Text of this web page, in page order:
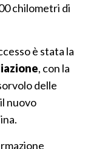
chilometri di
è stata la
, con la
delle
nuovo